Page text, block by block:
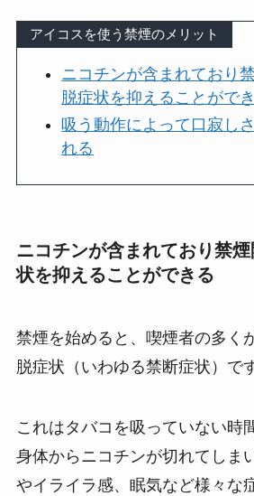
アイコスを使う禁煙のメリット
ニコチンが含まれており
脱症状を抑えることがで
吸う動作によって口寂し
れる
ニコチンが含まれており禁
状を抑えることができる
禁煙を始めると、喫煙者の多く
脱症状（いわゆる禁断症状）で
これはタバコを吸っていない時
身体からニコチンが切れてしま
やイライラ感、眠気など様々な